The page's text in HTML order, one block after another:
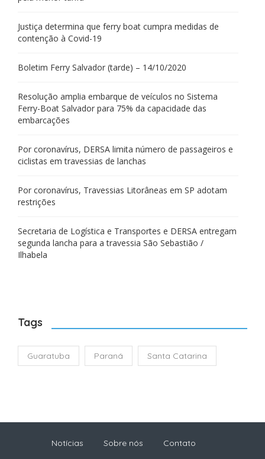
Justiça determina que ferry boat cumpra medidas de
contenção à Covid-19
Boletim Ferry Salvador (tarde) – 14/10/2020
Resolução amplia embarque de veículos no Sistema
Ferry-Boat Salvador para 75% da capacidade das
embarcações
Por coronavírus, DERSA limita número de passageiros e
ciclistas em travessias de lanchas
Por coronavírus, Travessias Litorâneas em SP adotam
restrições
Secretaria de Logística e Transportes e DERSA entregam
segunda lancha para a travessia São Sebastião /
Ilhabela
Tags
Guaratuba Paraná Santa Catarina
Notícias Sobre nós Contato